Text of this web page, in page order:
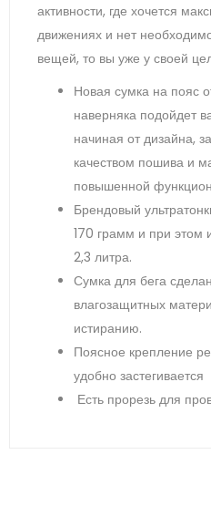
активности, где хочется
движениях и нет
вещей, то вы уже у своей
Новая сумка на пояс
наверняка подойдет
начиная от дизайна,
качеством пошива и
повышенной
Брендовый
170 грамм и при этом
2,3 литра.
Сумка для бега
влагозащитных
истиранию.
Поясное крепление
удобно застегивается
Есть прорезь для